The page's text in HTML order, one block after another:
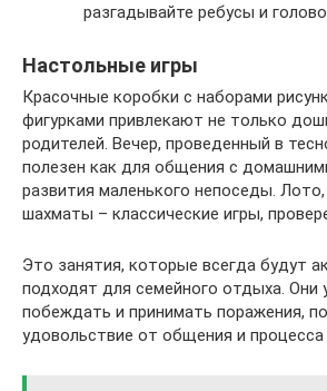
разгадывайте ребусы и
Настольные игры
Красочные коробки с наборами
фигурками привлекают не только
родителей. Вечер, проведенный в
полезен как для общения с
развития маленького непоседы.
шахматы – классические игры,
Это занятия, которые всегда будут
подходят для семейного отдыха. Они
побеждать и принимать поражения,
удовольствие от общения и процесса